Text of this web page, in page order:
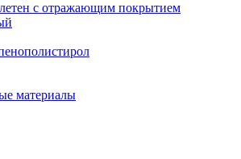
с отражающим покрытием
материалы